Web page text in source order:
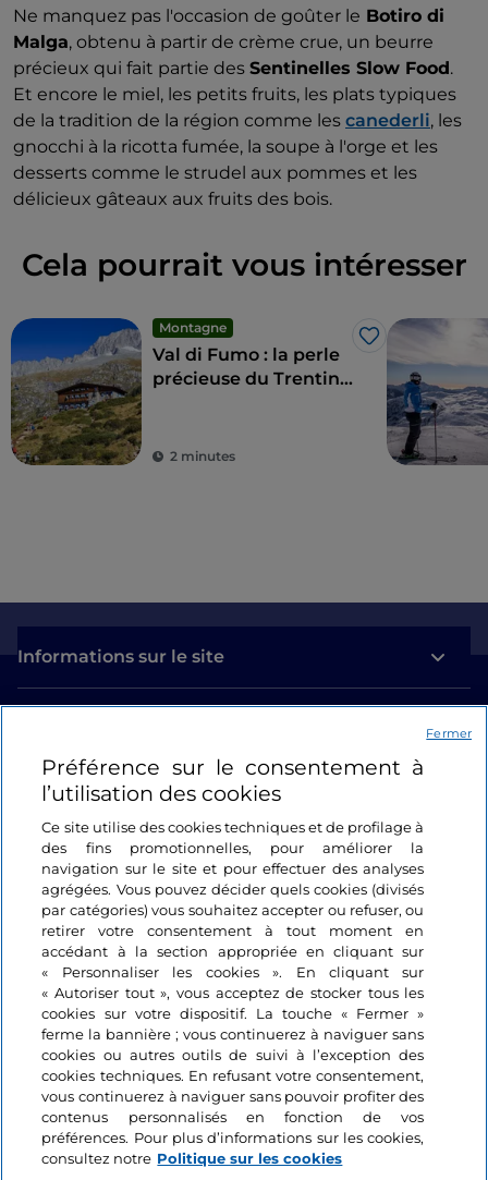
Ne manquez pas l'occasion de goûter le Botiro di
Malga, obtenu à partir de crème crue, un beurre
précieux qui fait partie des Sentinelles Slow Food.
Et encore le miel, les petits fruits, les plats typiques
de la tradition de la région comme les canederli, les
gnocchi à la ricotta fumée, la soupe à l'orge et les
desserts comme le strudel aux pommes et les
délicieux gâteaux aux fruits des bois.
Cela pourrait vous intéresser
Montagne
J’aime
Val di Fumo : la perle
précieuse du Trentin-
2 minutes
Informations sur le site
Se connecter
Suivez-nous
Préférence sur le consentement à
l’utilisation des cookies
Ce site utilise des cookies techniques et de profilage à
des fins promotionnelles, pour améliorer la
navigation sur le site et pour effectuer des analyses
agrégées. Vous pouvez décider quels cookies (divisés
par catégories) vous souhaitez accepter ou refuser, ou
retirer votre consentement à tout moment en
accédant à la section appropriée en cliquant sur
« Personnaliser les cookies ». En cliquant sur
« Autoriser tout », vous acceptez de stocker tous les
cookies sur votre dispositif. La touche « Fermer »
ferme la bannière ; vous continuerez à naviguer sans
cookies ou autres outils de suivi à l’exception des
cookies techniques. En refusant votre consentement,
vous continuerez à naviguer sans pouvoir profiter des
contenus personnalisés en fonction de vos
préférences. Pour plus d’informations sur les cookies,
consultez notre Politique sur les cookies
Fermer